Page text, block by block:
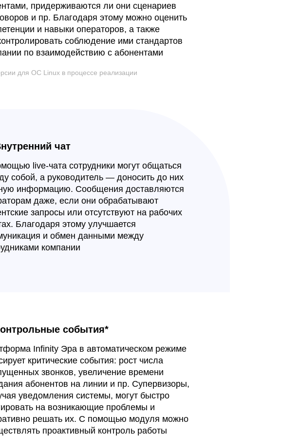
придерживаются ли они сценариев
и пр. Благодаря этому можно оценить
и навыки операторов, а также
соблюдение ими стандартов
по взаимодействию с абонентами
для ОС Linux в процессе реализации
чат
live-чата сотрудники могут общаться
собой, а руководитель — доносить до них
информацию. Сообщения доставляются
даже, если они обрабатывают
запросы или отсутствуют на рабочих
Благодаря этому улучшается
и обмен данными между
компании
события*
Infinity Эра в автоматическом режиме
критические события: рост числа
звонков, увеличение времени
абонентов на линии и пр. Супервизоры,
уведомления системы, могут быстро
на возникающие проблемы и
решать их. С помощью модуля можно
проактивный контроль работы